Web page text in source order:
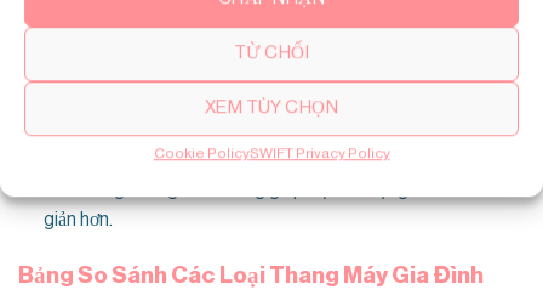
TỪ CHỐI
XEM TÙY CHỌN
Cookie PolicySWIFT Privacy Policy
An Toàn và Tiện Lợi:Nhiều gia đình lắp đặt thang máy để
hỗ trợ người cao tuổi hoặc người gặp khó khăn trong di
chuyển, giúp cuộc sống hàng ngày trở nên dễ dàng hơn.
Các dòng thang máy mới có độ ồn
thấp, tiết kiệm năng lượng và không chiếm nhiều diện tích.
giản hơn.
Bảng So Sánh Các Loại Thang Máy Gia Đình